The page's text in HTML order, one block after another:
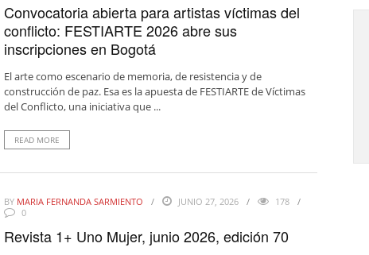
Convocatoria abierta para artistas víctimas del
conflicto: FESTIARTE 2026 abre sus
inscripciones en Bogotá
El arte como escenario de memoria, de resistencia y de
construcción de paz. Esa es la apuesta de FESTIARTE de Víctimas
del Conflicto, una iniciativa que ...
READ MORE
BY MARIA FERNANDA SARMIENTO JUNIO 27, 2026
178
0
Revista 1+ Uno Mujer, junio 2026, edición 70